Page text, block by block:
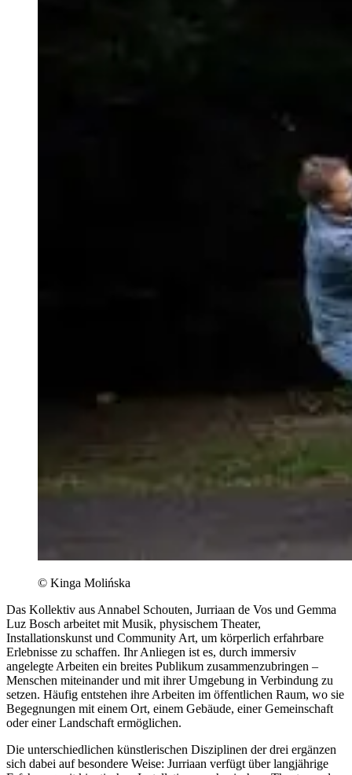
© Kinga Molińska
Das Kollektiv aus Annabel Schouten, Jurriaan de Vos und Gemma
Luz Bosch arbeitet mit Musik, physischem Theater,
Installationskunst und Community Art, um körperlich erfahrbare
Erlebnisse zu schaffen. Ihr Anliegen ist es, durch immersiv
angelegte Arbeiten ein breites Publikum zusammenzubringen –
Menschen miteinander und mit ihrer Umgebung in Verbindung zu
setzen. Häufig entstehen ihre Arbeiten im öffentlichen Raum, wo sie
Begegnungen mit einem Ort, einem Gebäude, einer Gemeinschaft
oder einer Landschaft ermöglichen.
Die unterschiedlichen künstlerischen Disziplinen der drei ergänzen
sich dabei auf besondere Weise: Jurriaan verfügt über langjährige